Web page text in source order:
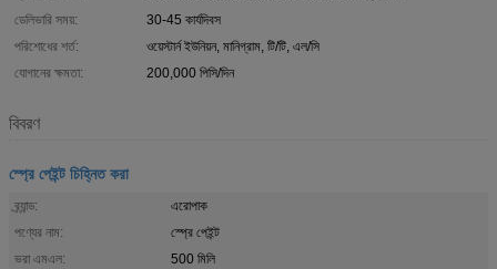
ডেলিভারি সময়:
30-45 কার্যদিবস
পরিশোধের শর্ত:
ওয়েস্টার্ন ইউনিয়ন, মানিগ্রাম, টি/টি, এল/সি
যোগানের ক্ষমতা:
200,000 পিসি/দিন
বিবরণ
স্প্রে পেইন্ট চিহ্নিত করা
ব্র্যান্ড:
এরোপাক
পণ্যের নাম:
স্প্রে পেইন্ট
ভরা এমএল:
500 মিলি